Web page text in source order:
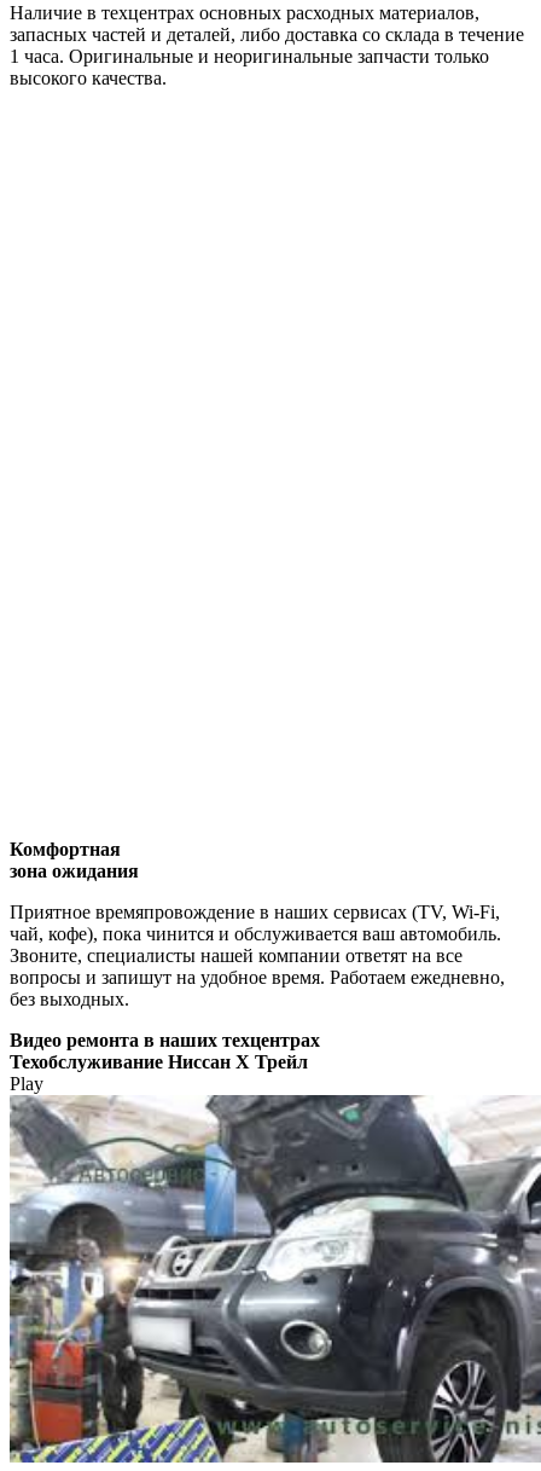
Наличие в техцентрах основных расходных материалов,
запасных частей и деталей, либо доставка со склада в течение
1 часа. Оригинальные и неоригинальные запчасти только
высокого качества.
Комфортная
зона ожидания
Приятное времяпровождение в наших сервисах (TV, Wi-Fi,
чай, кофе), пока чинится и обслуживается ваш автомобиль.
Звоните, специалисты нашей компании ответят на все
вопросы и запишут на удобное время. Работаем ежедневно,
без выходных.
Видео ремонта в наших техцентрах
Техобслуживание Ниссан Х Трейл
Play